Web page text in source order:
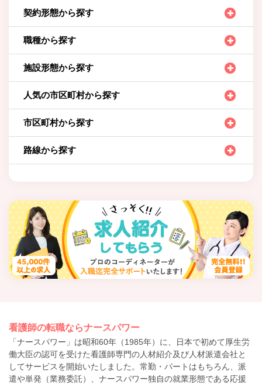
契約形態から探す
職種から探す
施設形態から探す
人気の市区町村から探す
市区町村から探す
路線から探す
看護師の転職ならナースパワー
「ナースパワー」は昭和60年（1985年）に、日本で初めて厚生労
働大臣の認可を受けた看護師専門の人材紹介及び人材派遣会社と
してサービスを開始いたしました。常勤・パートはもちろん、派
遣や単発（業務委託）、ナースパワー独自の就業形態である応援